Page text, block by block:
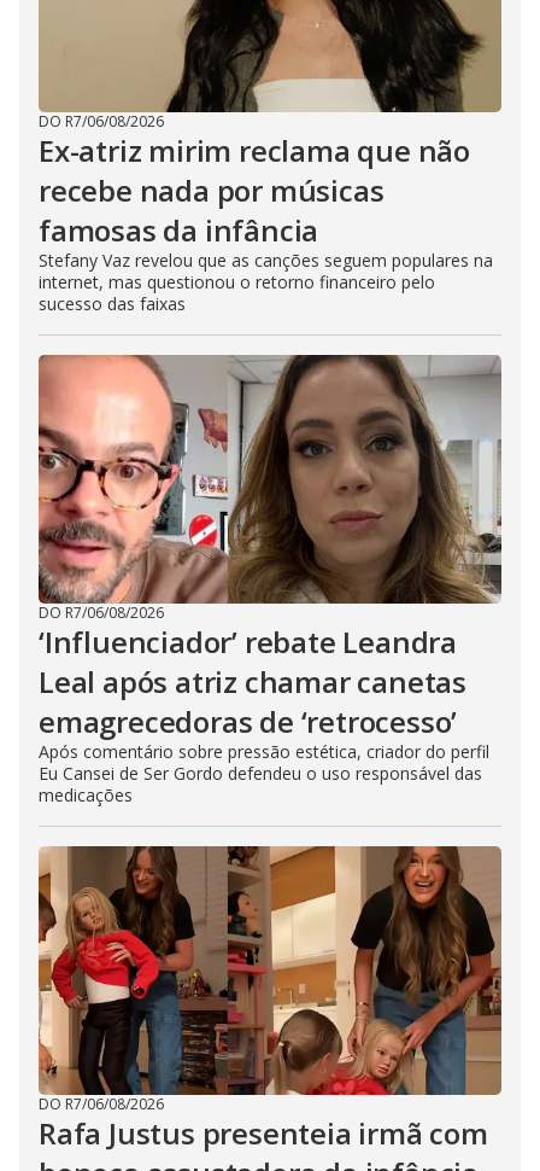
DO R7/06/08/2026
Ex-atriz mirim reclama que não
recebe nada por músicas
famosas da infância
Stefany Vaz revelou que as canções seguem populares na
internet, mas questionou o retorno financeiro pelo
sucesso das faixas
DO R7/06/08/2026
‘Influenciador’ rebate Leandra
Leal após atriz chamar canetas
emagrecedoras de ‘retrocesso’
Após comentário sobre pressão estética, criador do perfil
Eu Cansei de Ser Gordo defendeu o uso responsável das
medicações
DO R7/06/08/2026
Rafa Justus presenteia irmã com